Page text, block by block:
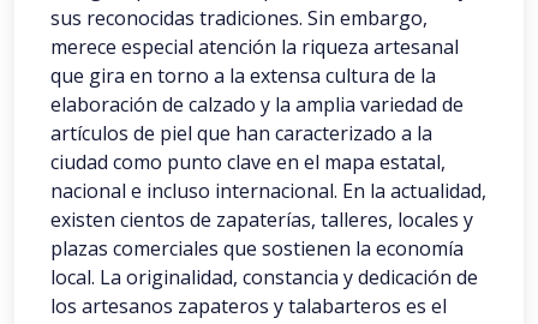
sus reconocidas tradiciones. Sin embargo,
merece especial atención la riqueza artesanal
que gira en torno a la extensa cultura de la
elaboración de calzado y la amplia variedad de
artículos de piel que han caracterizado a la
ciudad como punto clave en el mapa estatal,
nacional e incluso internacional. En la actualidad,
existen cientos de zapaterías, talleres, locales y
plazas comerciales que sostienen la economía
local. La originalidad, constancia y dedicación de
los artesanos zapateros y talabarteros es el